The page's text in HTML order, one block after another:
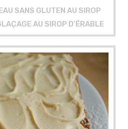
SANS GLUTEN AU SIROP
AU SIROP D’ÉRABLE